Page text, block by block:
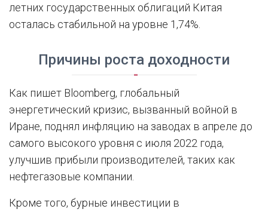
летних государственных облигаций Китая
осталась стабильной на уровне 1,74%.
Причины роста доходности
Как пишет Bloomberg, глобальный
энергетический кризис, вызванный войной в
Иране, поднял инфляцию на заводах в апреле до
самого высокого уровня с июля 2022 года,
улучшив прибыли производителей, таких как
нефтегазовые компании.
Кроме того, бурные инвестиции в